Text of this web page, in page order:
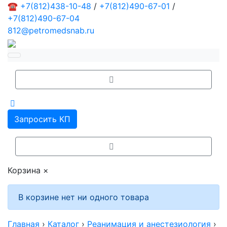
☎ +7(812)438-10-48 / +7(812)490-67-01 /
+7(812)490-67-04
812@petromedsnab.ru
Запросить КП
Корзина ×
В корзине нет ни одного товара
Главная › Каталог › Реанимация и анестезиология ›